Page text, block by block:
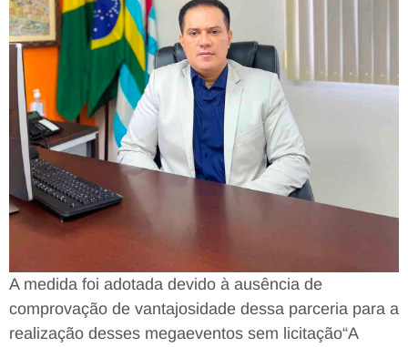
A medida foi adotada devido à ausência de
comprovação de vantajosidade dessa parceria para a
realização desses megaeventos sem licitação“A